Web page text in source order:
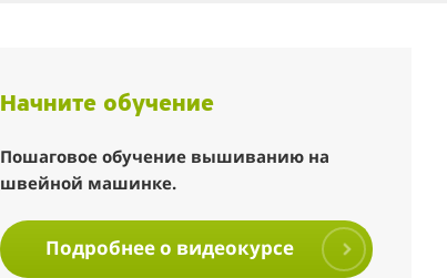
Начните обучение
Пошаговое обучение вышиванию на
швейной машинке.
Подробнее о видеокурсе